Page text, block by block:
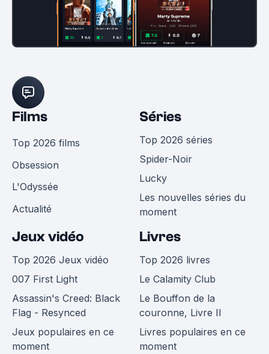
Films
Top 2026 films
Obsession
L'Odyssée
Actualité
Séries
Top 2026 séries
Spider-Noir
Lucky
Les nouvelles séries du
moment
Jeux vidéo
Top 2026 Jeux vidéo
007 First Light
Assassin's Creed: Black
Flag - Resynced
Jeux populaires en ce
moment
Livres
Top 2026 livres
Le Calamity Club
Le Bouffon de la
couronne, Livre II
Livres populaires en ce
moment